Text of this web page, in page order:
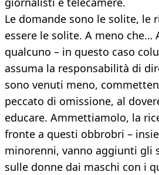
Le domande sono le solite, le
essere le solite. A meno che…
qualcuno – in questo caso
assuma la responsabilità di
sono venuti meno,
peccato di omissione, al
educare. Ammettiamolo, la
fronte a questi obbrobri –
minorenni, vanno aggiunti gli
sulle donne dai maschi con i